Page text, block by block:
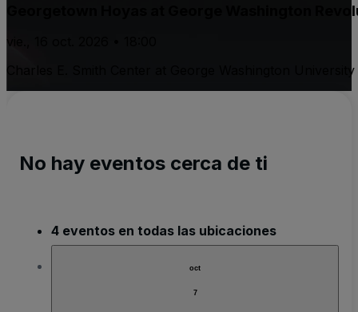
Georgetown Hoyas at George Washington
Charles E. Smith Center at George Washington University
No hay eventos cerca de ti
4 eventos en todas las ubicaciones
oct
7